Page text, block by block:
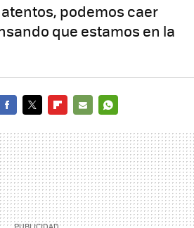
podemos caer
que estamos en la
MAIL